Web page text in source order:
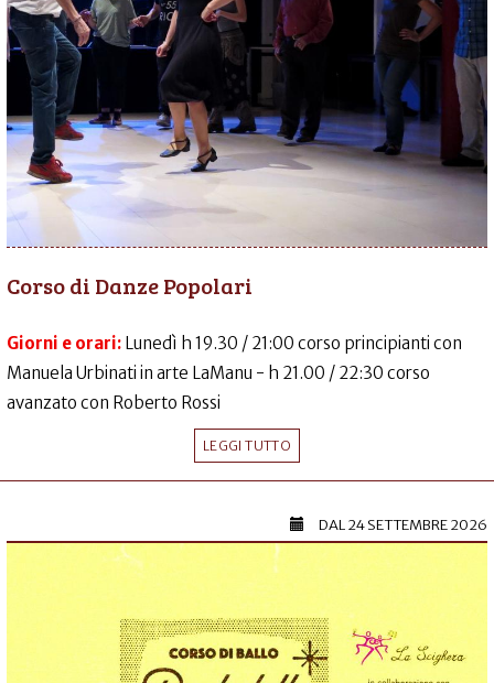
Corso di Danze Popolari
Giorni e orari: Lunedì h 19.30 / 21:00 corso principianti con
Manuela Urbinati in arte LaManu - h 21.00 / 22:30 corso
avanzato con Roberto Rossi
LEGGI TUTTO
DAL24 SETTEMBRE 2026